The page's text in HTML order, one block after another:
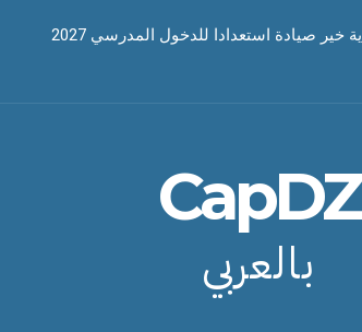
صيادة استعدادا للدخول المدرسي 2027
CapDZ
بالعربي